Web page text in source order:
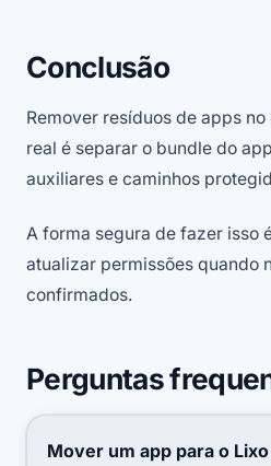
Conclusão
Remover resíduos de apps
real é separar o bundle do
auxiliares e caminhos
A forma segura de fazer isso
atualizar permissões quando
confirmados.
Perguntas
Mover um app para o